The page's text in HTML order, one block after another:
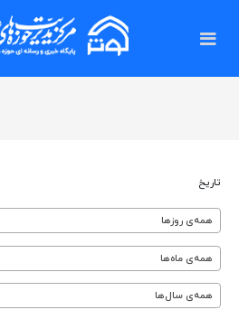
تاریخ
همه‌ی روزها
همه‌ی ماه‌ها
همه‌ی سال‌ها